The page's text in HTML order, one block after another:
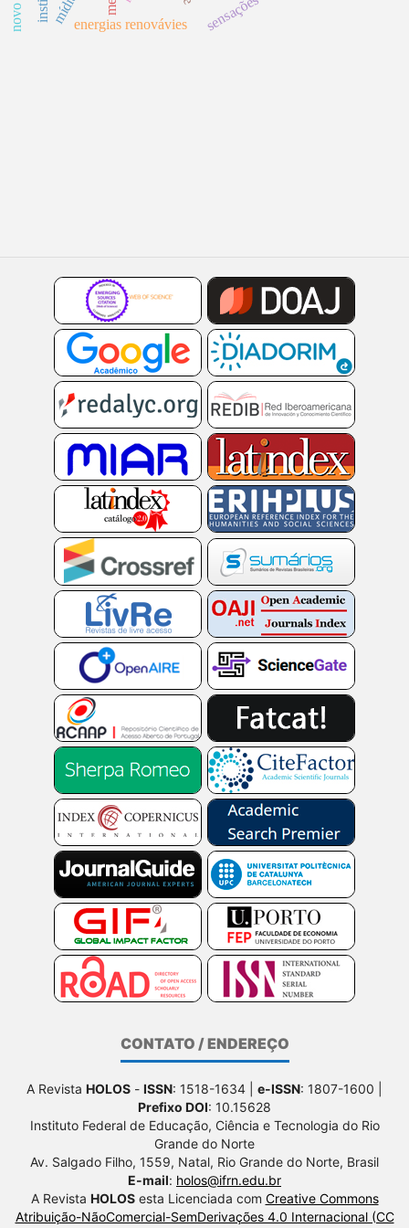
sensações
energias renovávies
CONTATO / ENDEREÇO
A Revista HOLOS - ISSN: 1518-1634 | e-ISSN: 1807-1600 |
Prefixo DOI: 10.15628
Instituto Federal de Educação, Ciência e Tecnologia do Rio
Grande do Norte
Av. Salgado Filho, 1559, Natal, Rio Grande do Norte, Brasil
E-mail: holos@ifrn.edu.br
A Revista HOLOSesta Licenciada com Creative Commons
Atribuição-NãoComercial-SemDerivações 4.0 Internacional (CC